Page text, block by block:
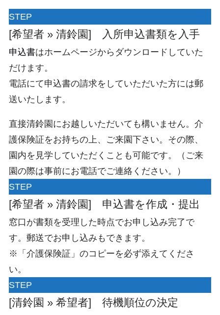
STEP
[希望者 » 清鈴園] 入所申込書類を入手
申込書はホームページからダウンロードしていた
だけます。
電話にて申込書の請求をしていただいた方には郵
送いたします。
直接清鈴園にお越しいただいても構いません。介
護保険証をお持ちの上、ご来園下さい。その際、
園内を見学していただくことも可能です。（ご来
園の際は事前にお電話でご連絡ください。）
STEP
[希望者 » 清鈴園] 申込書を作成・提出
窓口が書類を受理した時点でお申し込み完了で
す。郵送でお申し込みもできます。
※「介護保険証」のコピーを必ず添えてくださ
い。
STEP
[清鈴園 » 希望者] 待機順位の決定